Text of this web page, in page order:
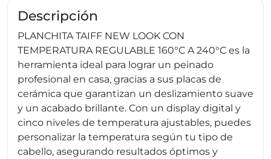
Descripción
PLANCHITA TAIFF NEW LOOK CON
TEMPERATURA REGULABLE 160°C A 240°C es la
herramienta ideal para lograr un peinado
profesional en casa, gracias a sus placas de
cerámica que garantizan un deslizamiento suave
y un acabado brillante. Con un display digital y
cinco niveles de temperatura ajustables, puedes
personalizar la temperatura según tu tipo de
cabello, asegurando resultados óptimos y